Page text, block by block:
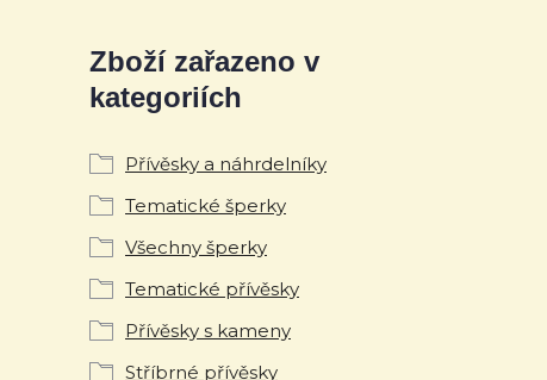
Zboží zařazeno v
kategoriích
Přívěsky a náhrdelníky
Tematické šperky
Všechny šperky
Tematické přívěsky
Přívěsky s kameny
Stříbrné přívěsky